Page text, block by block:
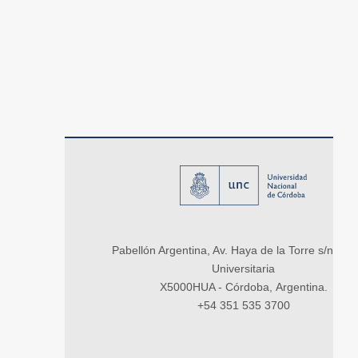
Pabellón Argentina, Av. Haya de la Torre s/n,
Universitaria
X5000HUA - Córdoba, Argentina.
+54 351 535 3700